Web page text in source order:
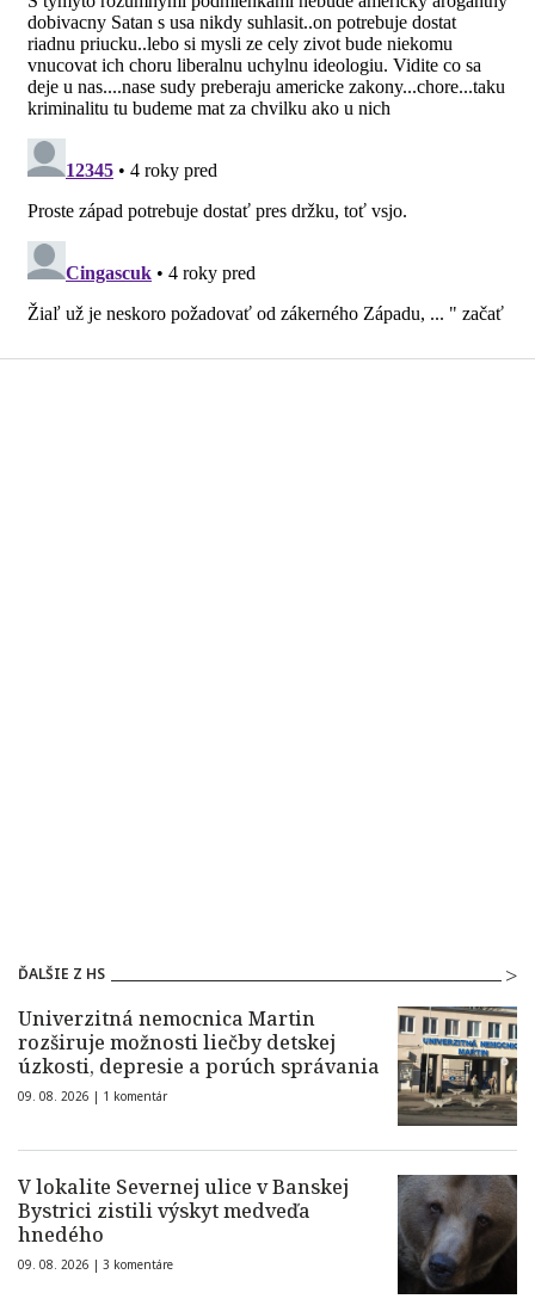
ĎALŠIE Z HS
Univerzitná nemocnica Martin
rozširuje možnosti liečby detskej
úzkosti, depresie a porúch správania
09. 08. 2026 | 1 komentár
V lokalite Severnej ulice v Banskej
Bystrici zistili výskyt medveďa
hnedého
09. 08. 2026 | 3 komentáre